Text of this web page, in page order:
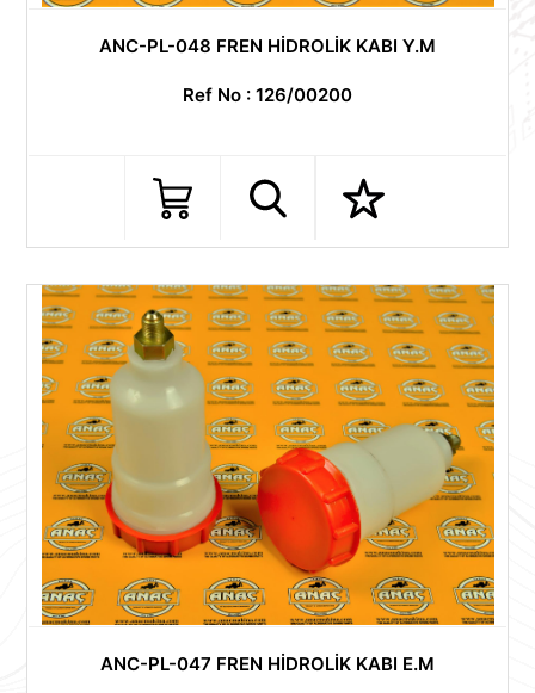
ANC-PL-048 FREN HİDROLİK KABI Y.M
Ref No : 126/00200
ANC-PL-047 FREN HİDROLİK KABI E.M